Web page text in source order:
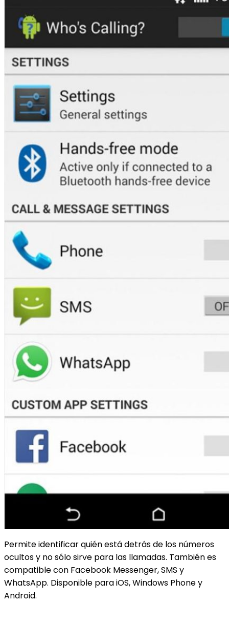
Permite identificar quién está detrás de los números
ocultos y no sólo sirve para las llamadas. También es
compatible con Facebook Messenger, SMS y
WhatsApp. Disponible para iOS, Windows Phone y
Android.